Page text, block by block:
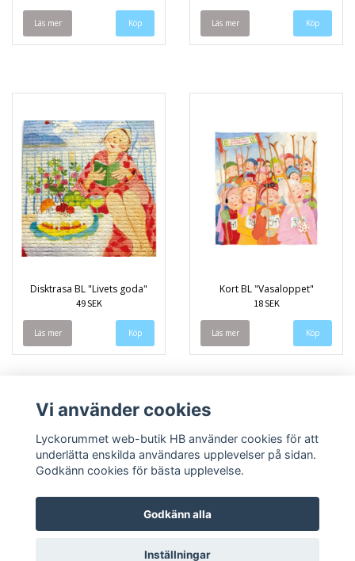
Läs mer Läs mer
Disktrasa BL "Livets goda"
49 SEK
Läs mer
Kort BL "Vasaloppet"
18 SEK
Läs mer
Vi använder cookies
Lyckorummet web-butik HB använder cookies för att
underlätta enskilda användares upplevelser på sidan.
Godkänn cookies för bästa upplevelse.
Godkänn alla
Inställningar